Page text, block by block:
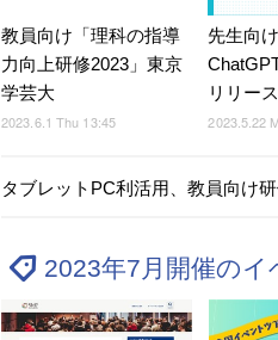
教員向け「理科の指導
力向上研修2023」東京
学芸大
2023.6.1 Thu 13:45
先生向
リリース
2023.5.22
タブレットPC利活用、教員向け
2023年7月開催の